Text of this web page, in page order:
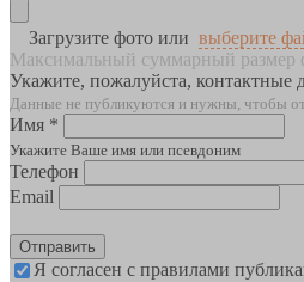
Загрузите фото или выберите
Максимальный суммарный размер
Укажите, пожалуйста, контактные
Данные не публикуются и нужны, чтобы
Имя *
Укажите Ваше имя или псевдоним
Телефон
Email
Отправить
Я согласен с правилами